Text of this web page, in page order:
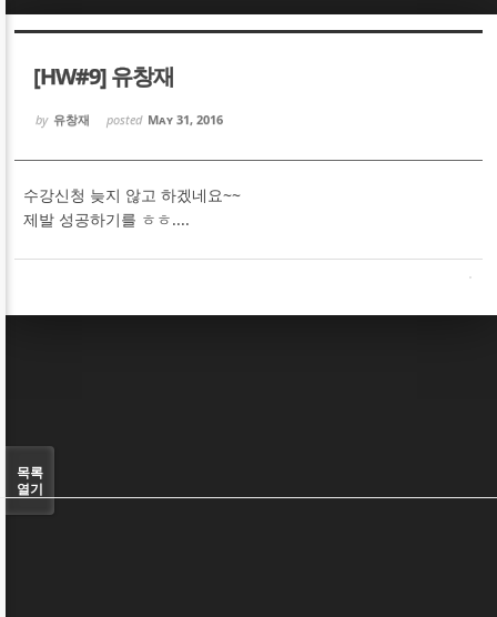
[HW#9] 유창재
by 유창재 posted May 31, 2016
수강신청 늦지 않고 하겠네요~~
제발 성공하기를 ㅎㅎ....
목록
열기
Sketchbook5, 스케치북5
Sketchbook5, 스케치북5
Sketchbook5, 스케치북5
Sketchbook5, 스케치북5